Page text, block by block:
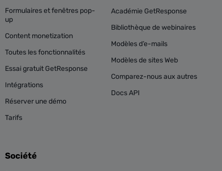
Formulaires et fenêtres pop-
up
Content monetization
Toutes les fonctionnalités
Essai gratuit GetResponse
Intégrations
Réserver une démo
Tarifs
Académie GetResponse
Bibliothèque de webinaires
Modèles d’e-mails
Modèles de sites Web
Comparez-nous aux autres
Docs API
Société